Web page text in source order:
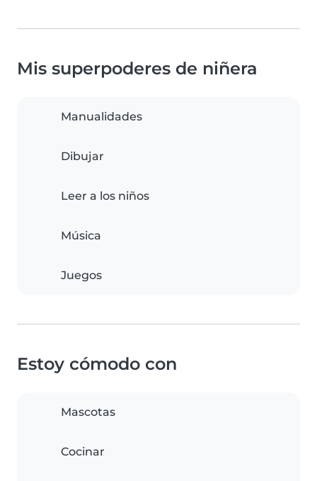
Mis superpoderes de niñera
Manualidades
Dibujar
Leer a los niños
Música
Juegos
Estoy cómodo con
Mascotas
Cocinar